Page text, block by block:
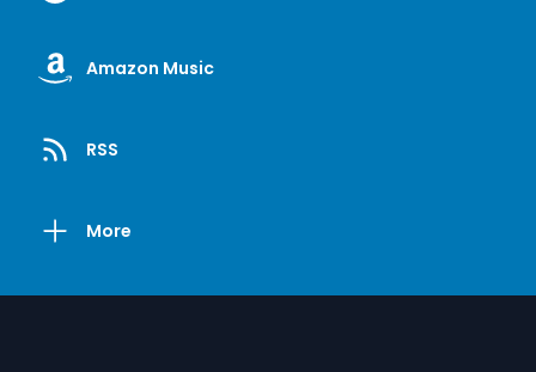
Amazon Music
RSS
More